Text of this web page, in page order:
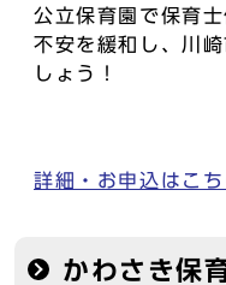
公立保育園で保育
不安を緩和し、川
しょう！
詳細・お申込はこち
かわさき保